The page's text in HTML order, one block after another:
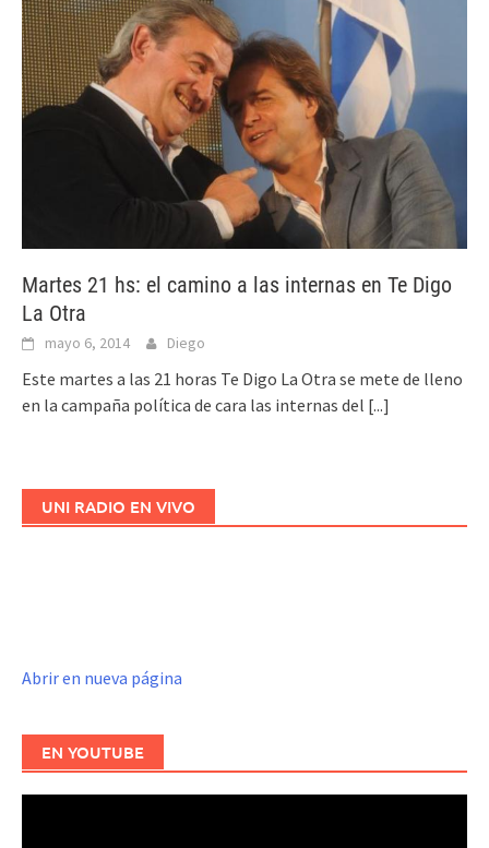
Martes 21 hs: el camino a las internas en Te Digo
La Otra
mayo 6, 2014 Diego
Este martes a las 21 horas Te Digo La Otra se mete de lleno
en la campaña política de cara las internas del [...]
UNI RADIO EN VIVO
Abrir en nueva página
EN YOUTUBE